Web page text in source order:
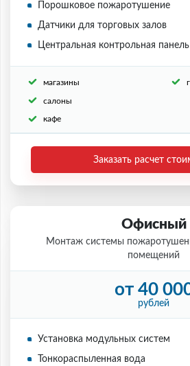
Порошковое пожаротушение
Датчики для торговых залов
Центральная контрольная панель
магазины
салоны
кафе
Заказать расчет
Офисный
Монтаж системы
помещений
от 40
рублей
Установка модульных систем
Тонкораспыленная вода